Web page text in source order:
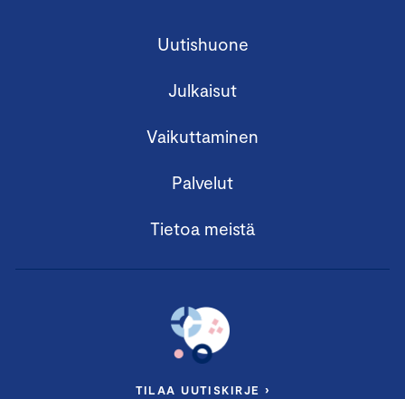
Uutishuone
Julkaisut
Vaikuttaminen
Palvelut
Tietoa meistä
TILAA UUTISKIRJE ›